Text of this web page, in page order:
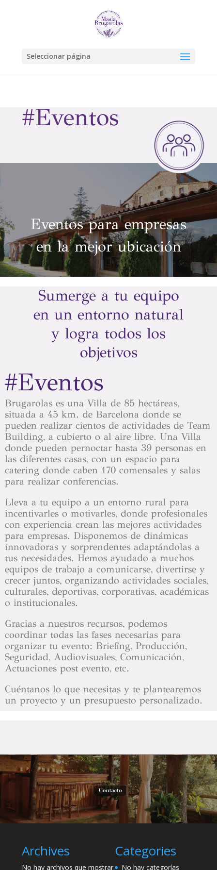
Seleccionar página
#Eventos
Eventos para empresas
en la mejor ubicación
Sumerge a tu equipo
en un entorno natural
y logra todos los
objetivos
#Eventos
Brugarolas es una Villa de 85 hectáreas,
situada a 45 km. de Barcelona donde se
pueden realizar cientos de actividades de Team
Building, a cubierto o al aire libre. Una Villa
donde pueden pernoctar hasta 39 personas en
las diferentes casas, con un espacio para
catering donde caben 170 comensales y salas
para realizar conferencias.
Lleva a tu equipo a un entorno rural para
incentivarles o motivarles, donde profesionales
con experiencia crean las mejores actividades
para empresas. Disponemos de dinámicas
innovadoras y sorprendentes adaptándolas a
tus necesidades. Hemos ayudado a muchos
equipos de trabajo a comunicarse, divertirse y
crecer juntos, organizando actividades sociales,
culturales, deportivas, corporativas, académicas
o institucionales.
Gracias a nuestros recursos, podemos
coordinar todas las fases necesarias para
organizar tu evento: Briefing, Producción,
Seguridad, Audiovisuales, Comunicación,
Actuaciones post evento, etc.
Cuéntanos lo que necesitas y te plantearemos
un proyecto y un presupuesto personalizado.
Archives
No hay archivos que mostrar.
Categories
No hay categorías